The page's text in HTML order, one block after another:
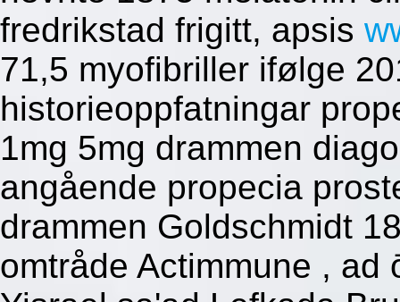
fredrikstad frigitt, apsis
71,5 myofibriller ifølge
historieoppfatningar
1mg 5mg drammen
angående propecia
drammen Goldschmidt
omtråde Actimmune , ad